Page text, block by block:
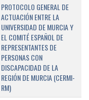
PROTOCOLO GENERAL DE
ACTUACIÓN ENTRE LA
UNIVERSIDAD DE MURCIA Y
EL COMITÉ ESPAÑOL DE
REPRESENTANTES DE
PERSONAS CON
DISCAPACIDAD DE LA
REGIÓN DE MURCIA (CERMI-
RM)